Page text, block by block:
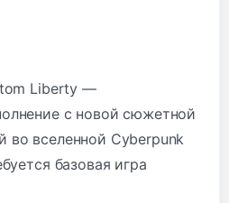
Liberty —
с новой сюжетной
во вселенной Cyberpunk
базовая игра